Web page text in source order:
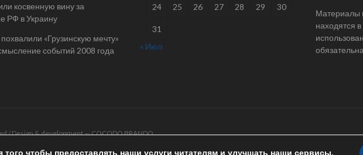
косвенную вину за
РФ в Украину
«Грузинскую мечту»
событий 2008 года
24 25 26 27 28 29 30
31
« Июл
Материалы
находятся
/ Design & development —COCODO BRANDO